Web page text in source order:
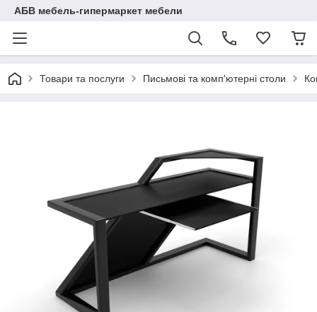
АБВ мебель-гипермаркет мебели
Товари та послуги Письмові та комп'ютерні столи